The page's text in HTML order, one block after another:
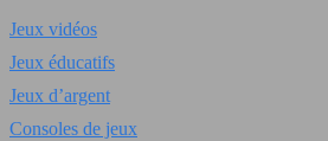
Jeux vidéos
Jeux éducatifs
Jeux d’argent
Consoles de jeux